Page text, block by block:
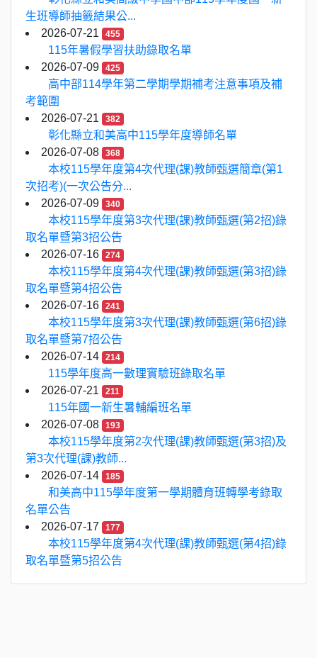
生班導師抽籤結果公...
2026-07-21
455
115年暑假學習扶助錄取名單
2026-07-09
425
高中部114學年第二學期學期補考注意事項及補
考範圍
2026-07-21
382
彰化縣立和美高中115學年度導師名單
2026-07-08
368
本校115學年度第4次代理(課)教師甄選簡章(第1
次招考)(一次公告分...
2026-07-09
340
本校115學年度第3次代理(課)教師甄選(第2招)錄
取名單暨第3招公告
2026-07-16
274
本校115學年度第4次代理(課)教師甄選(第3招)錄
取名單暨第4招公告
2026-07-16
241
本校115學年度第3次代理(課)教師甄選(第6招)錄
取名單暨第7招公告
2026-07-14
214
115學年度高一數理實驗班錄取名單
2026-07-21
211
115年國一新生暑輔編班名單
2026-07-08
193
本校115學年度第2次代理(課)教師甄選(第3招)及
第3次代理(課)教師...
2026-07-14
185
和美高中115學年度第一學期體育班轉學考錄取
名單公告
2026-07-17
177
本校115學年度第4次代理(課)教師甄選(第4招)錄
取名單暨第5招公告